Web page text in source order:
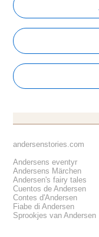
andersenstories.com
Andersens eventyr
Andersens Märchen
Andersen's fairy tales
Cuentos de Andersen
Contes d'Andersen
Fiabe di Andersen
Sprookjes van Andersen